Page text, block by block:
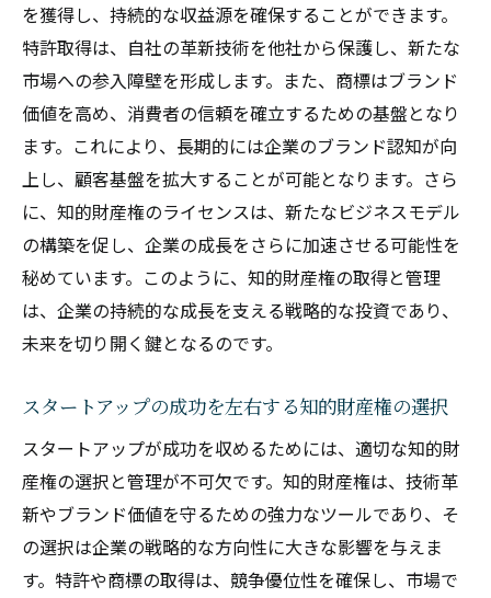
を獲得し、持続的な収益源を確保することができます。
特許取得は、自社の革新技術を他社から保護し、新たな
市場への参入障壁を形成します。また、商標はブランド
価値を高め、消費者の信頼を確立するための基盤となり
ます。これにより、長期的には企業のブランド認知が向
上し、顧客基盤を拡大することが可能となります。さら
に、知的財産権のライセンスは、新たなビジネスモデル
の構築を促し、企業の成長をさらに加速させる可能性を
秘めています。このように、知的財産権の取得と管理
は、企業の持続的な成長を支える戦略的な投資であり、
未来を切り開く鍵となるのです。
スタートアップの成功を左右する知的財産権の選択
スタートアップが成功を収めるためには、適切な知的財
産権の選択と管理が不可欠です。知的財産権は、技術革
新やブランド価値を守るための強力なツールであり、そ
の選択は企業の戦略的な方向性に大きな影響を与えま
す。特許や商標の取得は、競争優位性を確保し、市場で